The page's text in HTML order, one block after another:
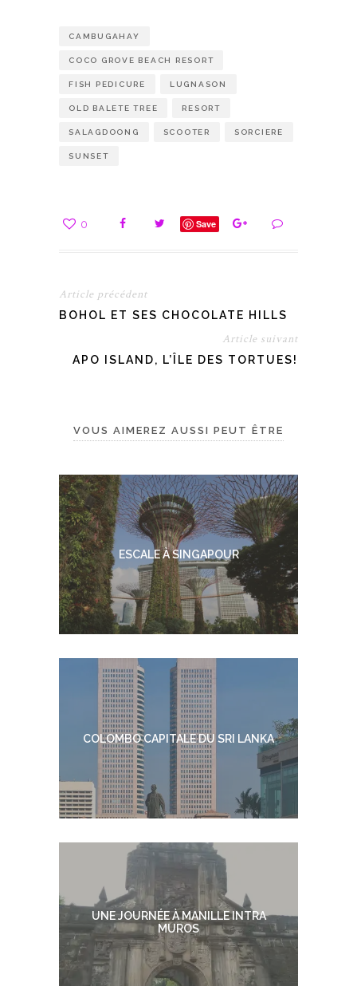
CAMBUGAHAY
COCO GROVE BEACH RESORT
FISH PEDICURE LUGNASON
OLD BALETE TREE RESORT
SALAGDOONG SCOOTER SORCIERE
SUNSET
0 Save
Article précédent
BOHOL ET SES CHOCOLATE HILLS
Article suivant
APO ISLAND, L’ÎLE DES TORTUES!
VOUS AIMEREZ AUSSI PEUT ÊTRE
ESCALE À SINGAPOUR
COLOMBO CAPITALE DU SRI LANKA
UNE JOURNÉE À MANILLE INTRA
MUROS